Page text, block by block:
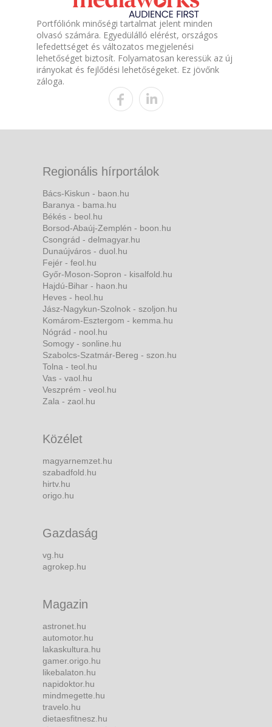
Portfóliónk minőségi tartalmat jelent minden
olvasó számára. Egyedülálló elérést, országos
lefedettséget és változatos megjelenési
lehetőséget biztosít. Folyamatosan keressük az új
irányokat és fejlődési lehetőségeket. Ez jövőnk
záloga.
Regionális hírportálok
Bács-Kiskun - baon.hu
Baranya - bama.hu
Békés - beol.hu
Borsod-Abaúj-Zemplén - boon.hu
Csongrád - delmagyar.hu
Dunaújváros - duol.hu
Fejér - feol.hu
Győr-Moson-Sopron - kisalfold.hu
Hajdú-Bihar - haon.hu
Heves - heol.hu
Jász-Nagykun-Szolnok - szoljon.hu
Komárom-Esztergom - kemma.hu
Nógrád - nool.hu
Somogy - sonline.hu
Szabolcs-Szatmár-Bereg - szon.hu
Tolna - teol.hu
Vas - vaol.hu
Veszprém - veol.hu
Zala - zaol.hu
Közélet
magyarnemzet.hu
szabadfold.hu
hirtv.hu
origo.hu
Gazdaság
vg.hu
agrokep.hu
Magazin
astronet.hu
automotor.hu
lakaskultura.hu
gamer.origo.hu
likebalaton.hu
napidoktor.hu
mindmegette.hu
travelo.hu
dietaesfitnesz.hu